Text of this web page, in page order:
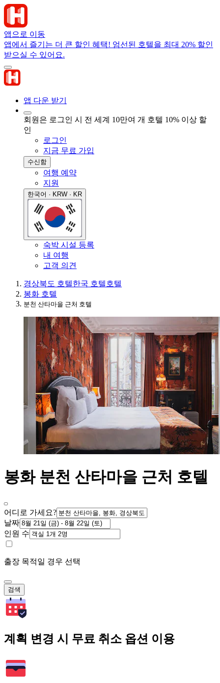
앱으로 이동
앱에서 즐기는 더 큰 할인 혜택! 엄선된 호텔을 최대 20% 할인
받으실 수 있어요.
앱 다운 받기
회원은 로그인 시 전 세계 10만여 개 호텔 10% 이상 할
인
로그인
지금 무료 가입
수신함
여행 예약
지원
한국어 · KRW · KR
숙박 시설 등록
내 여행
고객 의견
경상북도 호텔한국 호텔호텔
봉화 호텔
분천 산타마을 근처 호텔
봉화 분천 산타마을 근처 호텔
어디로 가세요?
날짜
인원 수
출장 목적일 경우 선택
검색
계획 변경 시 무료 취소 옵션 이용